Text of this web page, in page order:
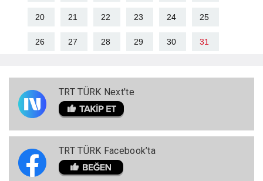
20 21 22 23 24 25
26 27 28 29 30 31
TRT TÜRK Next'te
TRT TÜRK Facebook’ta